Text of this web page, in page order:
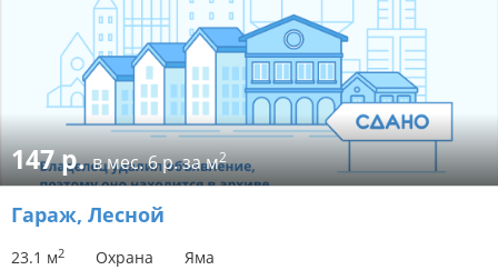
147 р.в мес.6 р. за м2
Гараж, Лесной
23.1 м2 Охрана Яма